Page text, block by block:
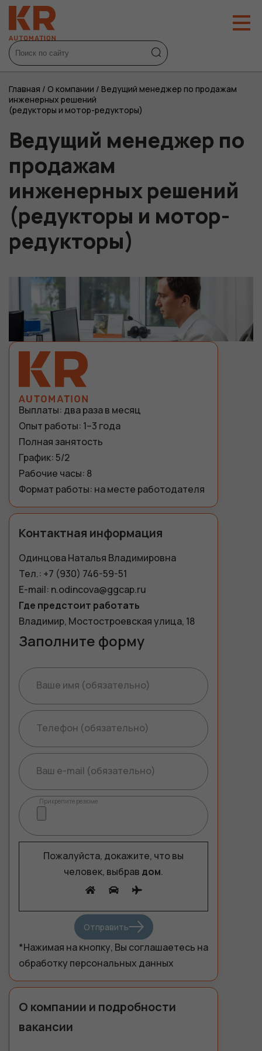
Главная / О компании / Ведущий менеджер по продажам
инженерных решений
(редукторы и мотор-редукторы)
Ведущий менеджер по
продажам
инженерных решений
(редукторы и мотор-
редукторы)
Выплаты: два раза в месяц
Опыт работы: 1–3 года
Полная занятость
График: 5/2
Рабочие часы: 8
Формат работы: на месте работодателя
Контактная информация
Одинцова Наталья Владимировна
Тел.: +7 (930) 746-59-51
E-mail: n.odincova@ggcap.ru
Где предстоит работать
Владимир, Мостостроевская улица, 18
Заполните форму
Ваше имя (обязательно)
Телефон (обязательно)
Ваш e-mail (обязательно)
Прикрепите резюме
Пожалуйста, докажите, что вы
человек, выбрав дом.
Отправить
*Нажимая на кнопку, Вы соглашаетесь на
обработку персональных данных
О компании и подробности
вакансии
Обязательные
Для